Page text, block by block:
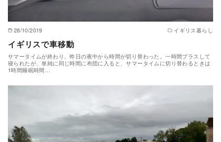
28/10/2019 イギリス暮らし
イギリスで車移動
サマータイムが終わり、昨日の夜中から時間が切り替わった。一時間プラスして
寝られたが、単純に同じ時間に布団に入ると、サマータイムに切り替わるときは
1時間睡眠時間…